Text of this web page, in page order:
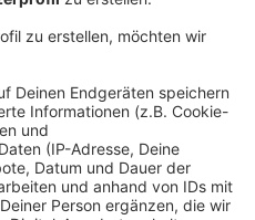
im Kölner
Der 81-Jährige sei